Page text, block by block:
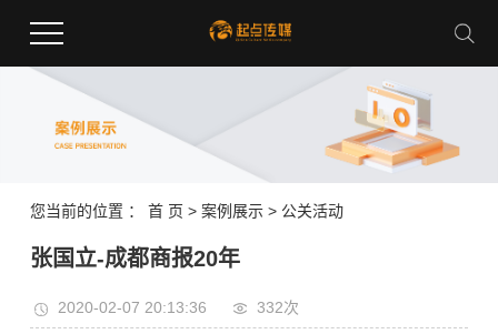
您当前的位置 ： 首 页 > 案例展示> 公关活动
张国立-成都商报20年
2020-02-07 20:13:36 332次